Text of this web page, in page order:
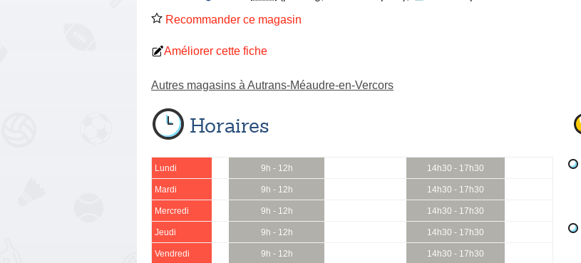
Recommander ce magasin
Améliorer cette fiche
Autres magasins à Autrans-Méaudre-en-Vercors
Horaires
Lundi 9h - 12h 14h30 - 17h30
Mardi 9h - 12h 14h30 - 17h30
Mercredi 9h - 12h 14h30 - 17h30
Jeudi 9h - 12h 14h30 - 17h30
Vendredi 9h - 12h 14h30 - 17h30